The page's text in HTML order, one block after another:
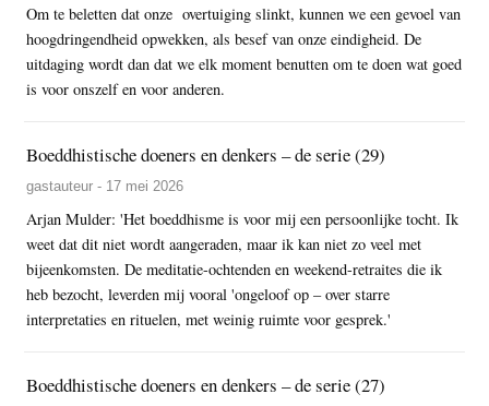
Om te beletten dat onze overtuiging slinkt, kunnen we een gevoel van
hoogdringendheid opwekken, als besef van onze eindigheid. De
uitdaging wordt dan dat we elk moment benutten om te doen wat goed
is voor onszelf en voor anderen.
Boeddhistische doeners en denkers – de serie (29)
gastauteur - 17 mei 2026
Arjan Mulder: 'Het boeddhisme is voor mij een persoonlijke tocht. Ik
weet dat dit niet wordt aangeraden, maar ik kan niet zo veel met
bijeenkomsten. De meditatie-ochtenden en weekend-retraites die ik
heb bezocht, leverden mij vooral 'ongeloof op – over starre
interpretaties en rituelen, met weinig ruimte voor gesprek.'
Boeddhistische doeners en denkers – de serie (27)